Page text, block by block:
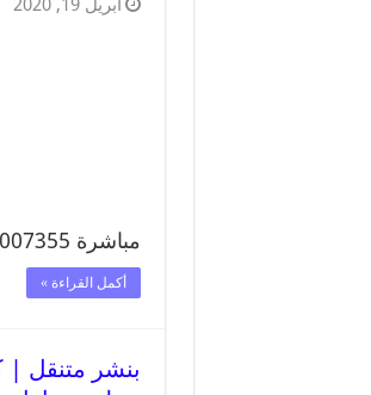
أبريل 19, 2020
مباشرة 99007355 تواصل معنا …
أكمل القراءة »